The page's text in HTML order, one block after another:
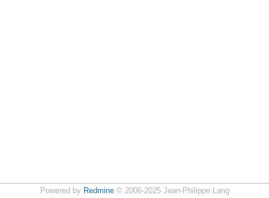
Powered by Redmine© 2006-2025 Jean-Philippe Lang